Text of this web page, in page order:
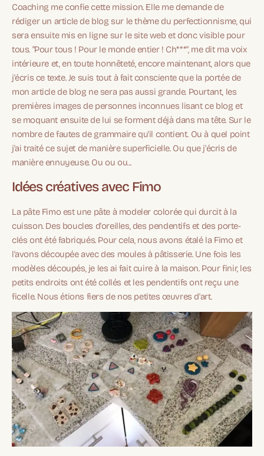
Coaching me confie cette mission. Elle me demande de
rédiger un article de blog sur le thème du perfectionnisme, qui
sera ensuite mis en ligne sur le site web et donc visible pour
tous. "Pour tous ! Pour le monde entier ! Ch***", me dit ma voix
intérieure et, en toute honnêteté, encore maintenant, alors que
j'écris ce texte. Je suis tout à fait consciente que la portée de
mon article de blog ne sera pas aussi grande. Pourtant, les
premières images de personnes inconnues lisant ce blog et
se moquant ensuite de lui se forment déjà dans ma tête. Sur le
nombre de fautes de grammaire qu'il contient. Ou à quel point
j'ai traité ce sujet de manière superficielle. Ou que j'écris de
manière ennuyeuse. Ou ou ou...
Idées créatives avec Fimo
La pâte Fimo est une pâte à modeler colorée qui durcit à la
cuisson. Des boucles d'oreilles, des pendentifs et des porte-
clés ont été fabriqués. Pour cela, nous avons étalé la Fimo et
l'avons découpée avec des moules à pâtisserie. Une fois les
modèles découpés, je les ai fait cuire à la maison. Pour finir, les
petits endroits ont été collés et les pendentifs ont reçu une
ficelle. Nous étions fiers de nos petites œuvres d'art.